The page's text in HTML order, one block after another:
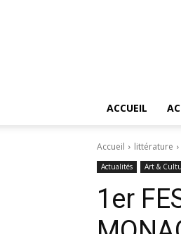
ACCUEIL
Accueil littérature
Actualités Art &
1er